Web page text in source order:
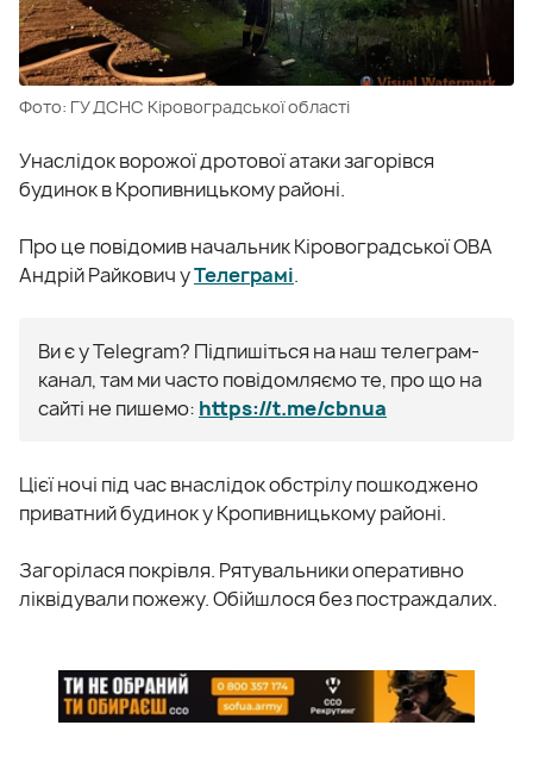
Фото: ГУ ДСНС Кіровоградської області
Унаслідок ворожої дротової атаки загорівся
будинок в Кропивницькому районі.
Про це повідомив начальник Кіровоградської ОВА
Андрій Райкович уТелеграмі.
Ви є у Telegram? Підпишіться на наш телеграм-
канал, там ми часто повідомляємо те, про що на
сайті не пишемо: https://t.me/cbnua
Цієї ночі під час внаслідок обстрілу пошкоджено
приватний будинок у Кропивницькому районі.
Загорілася покрівля. Рятувальники оперативно
ліквідували пожежу.Обійшлося без постраждалих.